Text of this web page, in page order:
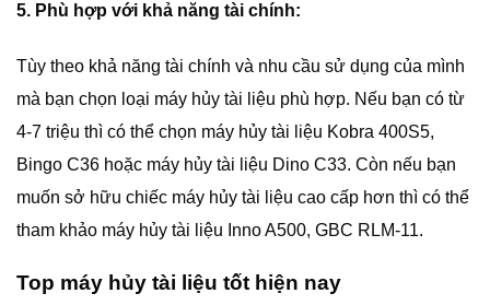
5. Phù hợp với khả năng tài chính:
Tùy theo khả năng tài chính và nhu cầu sử dụng của mình
mà bạn chọn loại máy hủy tài liệu phù hợp. Nếu bạn có từ
4-7 triệu thì có thể chọn máy hủy tài liệu Kobra 400S5,
Bingo C36 hoặc máy hủy tài liệu Dino C33. Còn nếu bạn
muốn sở hữu chiếc máy hủy tài liệu cao cấp hơn thì có thể
tham khảo máy hủy tài liệu Inno A500, GBC RLM-11.
Top máy hủy tài liệu tốt hiện nay